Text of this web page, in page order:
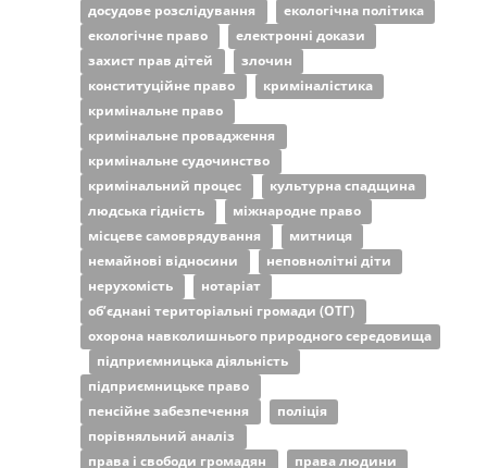
досудове розслідування
екологічна політика
екологічне право
електронні докази
захист прав дітей
злочин
конституційне право
криміналістика
кримінальне право
кримінальне провадження
кримінальне судочинство
кримінальний процес
культурна спадщина
людська гідність
міжнародне право
місцеве самоврядування
митниця
немайнові відносини
неповнолітні діти
нерухомість
нотаріат
об’єднані територіальні громади (ОТГ)
охорона навколишнього природного середовища
підприємницька діяльність
підприємницьке право
пенсійне забезпечення
поліція
порівняльний аналіз
права і свободи громадян
права людини